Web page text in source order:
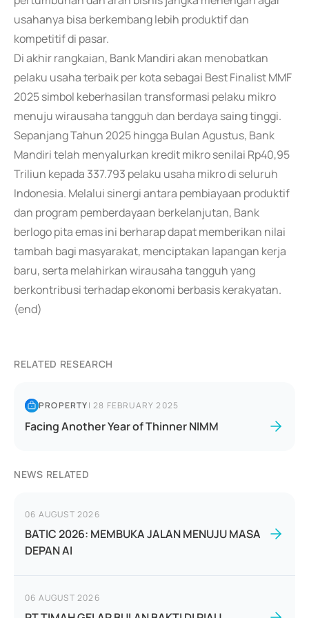
usahanya bisa berkembang lebih produktif dan
kompetitif di pasar.
Di akhir rangkaian, Bank Mandiri akan menobatkan
pelaku usaha terbaik per kota sebagai Best Finalist MMF
2025 simbol keberhasilan transformasi pelaku mikro
menuju wirausaha tangguh dan berdaya saing tinggi.
Sepanjang Tahun 2025 hingga Bulan Agustus, Bank
Mandiri telah menyalurkan kredit mikro senilai Rp40,95
Triliun kepada 337.793 pelaku usaha mikro di seluruh
Indonesia. Melalui sinergi antara pembiayaan produktif
dan program pemberdayaan berkelanjutan, Bank
berlogo pita emas ini berharap dapat memberikan nilai
tambah bagi masyarakat, menciptakan lapangan kerja
baru, serta melahirkan wirausaha tangguh yang
berkontribusi terhadap ekonomi berbasis kerakyatan.
(end)
RELATED RESEARCH
PROPERTY|28 FEBRUARY 2025
Facing Another Year of Thinner NIMM
NEWS RELATED
06 AUGUST 2026
BATIC 2026: MEMBUKA JALAN MENUJU MASA
DEPAN AI
06 AUGUST 2026